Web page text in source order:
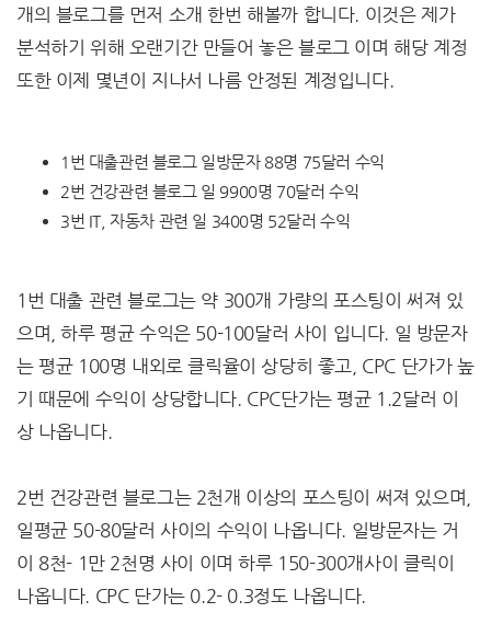
개의 블로그를 먼저 소개 한번 해볼까 합니다. 이것은 제가
분석하기 위해 오랜기간 만들어 놓은 블로그 이며 해당 계정
또한 이제 몇년이 지나서 나름 안정된 계정입니다.
1번 대출관련 블로그 일방문자 88명 75달러 수익
2번 건강관련 블로그 일 9900명 70달러 수익
3번 IT, 자동차 관련 일 3400명 52달러 수익
1번 대출 관련 블로그는 약 300개 가량의 포스팅이 써져 있
으며, 하루 평균 수익은 50-100달러 사이 입니다. 일 방문자
는 평균 100명 내외로 클릭율이 상당히 좋고, CPC 단가가 높
기 때문에 수익이 상당합니다. CPC단가는 평균 1.2달러 이
상 나옵니다.
2번 건강관련 블로그는 2천개 이상의 포스팅이 써져 있으며,
일평균 50-80달러 사이의 수익이 나옵니다. 일방문자는 거
이 8천- 1만 2천명 사이 이며 하루 150-300개사이 클릭이
나옵니다. CPC 단가는 0.2- 0.3정도 나옵니다.